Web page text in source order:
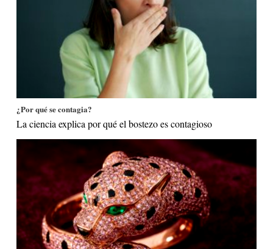
¿Por qué se contagia?
La ciencia explica por qué el bostezo es contagioso